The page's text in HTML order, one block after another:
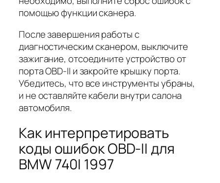
помощью функции сканера.
После завершения работы с
диагностическим сканером, выключите
зажигание, отсоедините устройство от
порта OBD-II и закройте крышку порта.
Убедитесь, что все инструменты убраны,
и не оставляйте кабели внутри салона
автомобиля.
Как интерпретировать
коды ошибок OBD-II для
BMW 740I 1997